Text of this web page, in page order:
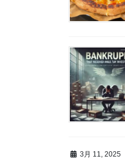
3月 11, 2025